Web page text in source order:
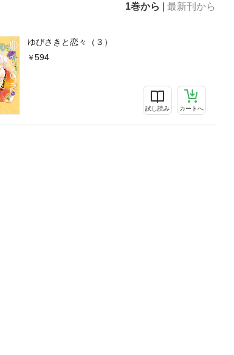
1巻から 最新刊から
ゆびさきと恋々（３）
594
試し読み カートへ